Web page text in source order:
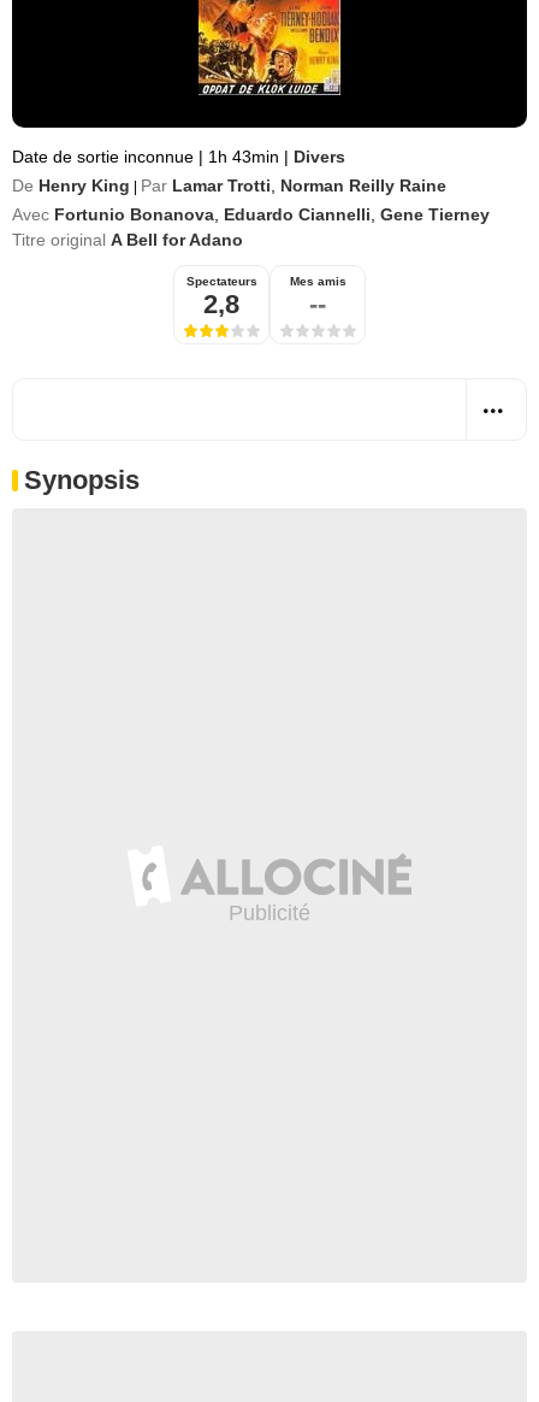
Date de sortie inconnue | 1h 43min | Divers
De Henry King Par Lamar Trotti
Norman Reilly Raine
Avec Fortunio Bonanova Eduardo Ciannelli Gene Tierney
Titre original A Bell for Adano
Spectateurs
2,8
Mes amis
--
Synopsis